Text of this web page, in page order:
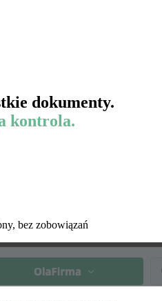
dokumenty.
kontrola.
bez zobowiązań